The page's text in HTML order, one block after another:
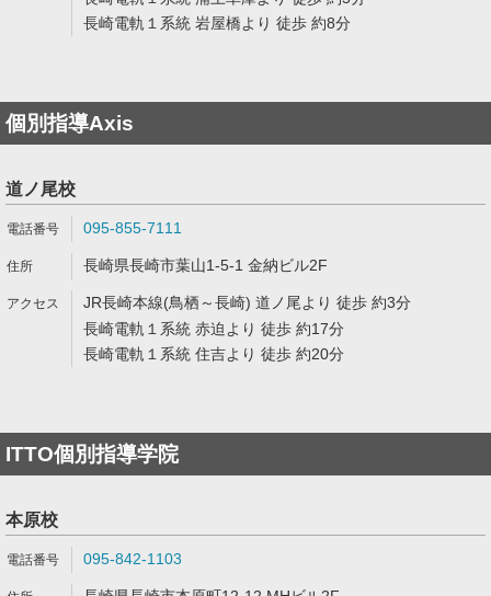
長崎電軌１系統 岩屋橋より 徒歩 約8分
個別指導Axis
道ノ尾校
095-855-7111
長崎県長崎市葉山1-5-1 金納ビル2F
JR長崎本線(鳥栖～長崎) 道ノ尾より 徒歩 約3分
長崎電軌１系統 赤迫より 徒歩 約17分
長崎電軌１系統 住吉より 徒歩 約20分
ITTO個別指導学院
本原校
095-842-1103